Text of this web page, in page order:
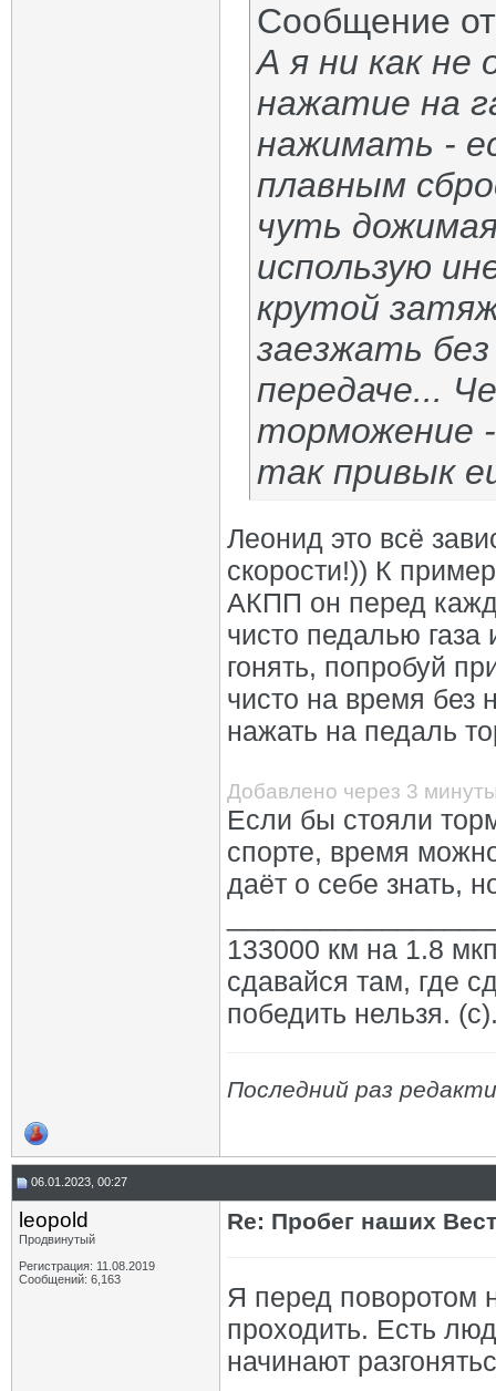
Сообщение
А я ни как не
нажатие на
нажимать -
плавным
чуть
использую
крутой
заезжать
передаче...
торможение
так привык
Леонид это всё
скорости!)) К
АКПП он перед
чисто педалью газа
гонять, попробуй
чисто на время без
нажать на педаль
Добавлено через 3
Если бы стояли
спорте, время
даёт о себе знать,
133000 км на 1.8
сдавайся там, где
победить нельзя.
Последний раз
06.01.2023, 00:27
leopold
Продвинутый
Регистрация: 11.08.2019
Сообщений: 6,163
Re: Пробег наших
Я перед поворотом
проходить. Есть
начинают